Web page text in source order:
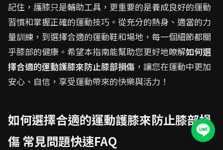
記住，護膝只是輔助工具，更重要的是養成良好的運動
習慣和掌握正確的運動技巧。從充分的熱身、適當的力
量訓練，到選擇合適的運動鞋和場地，每一個細節都關
乎膝部的健康。希望本指南能幫助您更好地瞭解如何選
擇合適的運動護膝來防止膝部損傷 ，讓您在運動中更加
安心、自信，享受運動帶來的快樂與活力！
如何選擇合適的運動護膝來防止膝部損
傷 常見問題快速FAQ